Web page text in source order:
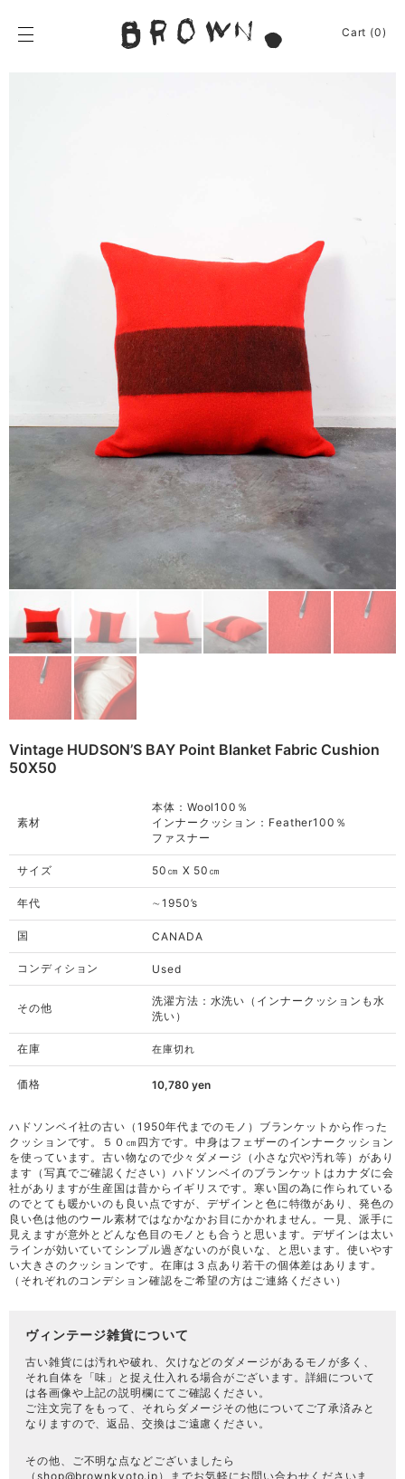
content
BROWN.
利用規約
プライバシーポリシー
Shelf / Cabinet
Homeware
Kitchenware
Baskets
Remake
Bag
Cushion
Rug
Blanket
Native American
Cart (0)
Vintage HUDSON’S BAY Point Blanket Fabric Cushion
50X50
素材
本体：Wool100％
インナークッション：Feather100％
ファスナー
サイズ 50㎝ X 50㎝
年代 ∼1950’s
国 CANADA
コンディション Used
その他
洗濯方法：水洗い（インナークッションも水
洗い）
在庫 在庫切れ
価格 10,780 yen
ハドソンベイ社の古い（1950年代までのモノ）ブランケットから作った
クッションです。５０㎝四方です。中身はフェザーのインナークッション
を使っています。古い物なので少々ダメージ（小さな穴や汚れ等）があり
ます（写真でご確認ください）ハドソンベイのブランケットはカナダに会
社がありますが生産国は昔からイギリスです。寒い国の為に作られている
のでとても暖かいのも良い点ですが、デザインと色に特徴があり、発色の
良い色は他のウール素材ではなかなかお目にかかれません。一見、派手に
見えますが意外とどんな色目のモノとも合うと思います。デザインは太い
ラインが効いていてシンプル過ぎないのが良いな、と思います。使いやす
い大きさのクッションです。在庫は３点あり若干の個体差はあります。
（それぞれのコンデション確認をご希望の方はご連絡ください）
ヴィンテージ雑貨について
古い雑貨には汚れや破れ、欠けなどのダメージがあるモノが多く、
それ自体を「味」と捉え仕入れる場合がございます。詳細について
は各画像や上記の説明欄にてご確認ください。
ご注文完了をもって、それらダメージその他についてご了承済みと
なりますので、返品、交換はご遠慮ください。
その他、ご不明な点などございましたら
（ shop@brownkyoto.jp ）までお気軽にお問い合わせくださいま